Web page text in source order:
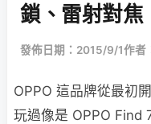
鎖、雷射對焦
發佈日期：2015/9/1作者
OPPO 這品牌從最初
玩過像是 OPPO Find